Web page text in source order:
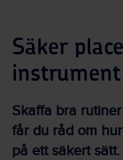
Säker
Skaffa bra
får du råd om
på ett säkert sätt.